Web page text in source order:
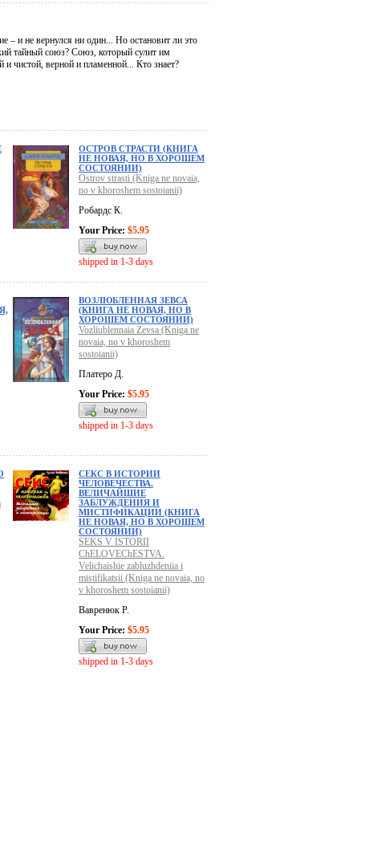
– и не вернулся ни один... Но остановит ли это
тайный союз? Союз, который сулит им
и чистой, верной и пламенной... Кто знает?
ОСТРОВ СТРАСТИ (КНИГА
НЕ НОВАЯ, НО В ХОРОШЕМ
СОСТОЯНИИ)
Ostrov strasti (Kniga ne novaia,
no v khoroshem sostoianii)
Робардс К.
Your Price: $5.95
shipped in 1-3 days
ВОЗЛЮБЛЕННАЯ ЗЕВСА
(КНИГА НЕ НОВАЯ, НО В
ХОРОШЕМ СОСТОЯНИИ)
Vozliublennaia Zevsa (Kniga ne
novaia, no v khoroshem
sostoianii)
Платеро Д.
Your Price: $5.95
shipped in 1-3 days
СЕКС В ИСТОРИИ
ЧЕЛОВЕЧЕСТВА.
ВЕЛИЧАЙШИЕ
ЗАБЛУЖДЕНИЯ И
МИСТИФИКАЦИИ (КНИГА
НЕ НОВАЯ, НО В ХОРОШЕМ
СОСТОЯНИИ)
SEKS V ISTORII
ChELOVEChESTVA.
Velichaishie zabluzhdeniia i
mistifikatsii (Kniga ne novaia, no
v khoroshem sostoianii)
Вавренюк Р.
Your Price: $5.95
shipped in 1-3 days